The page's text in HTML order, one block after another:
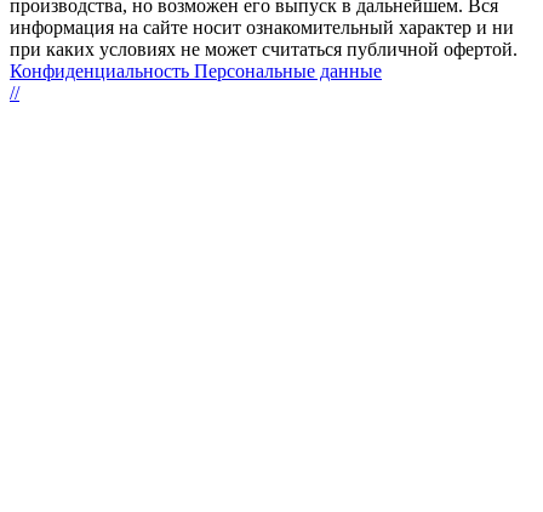
производства, но возможен его выпуск в дальнейшем. Вся
информация на сайте носит ознакомительный характер и ни
при каких условиях не может считаться публичной офертой.
Конфиденциальность Персональные данные
//